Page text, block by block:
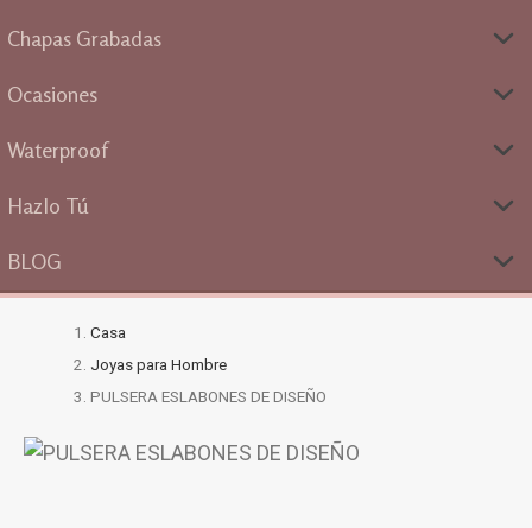
Chapas Grabadas
Ocasiones
Waterproof
Hazlo Tú
BLOG
Casa
Joyas para Hombre
PULSERA ESLABONES DE DISEÑO